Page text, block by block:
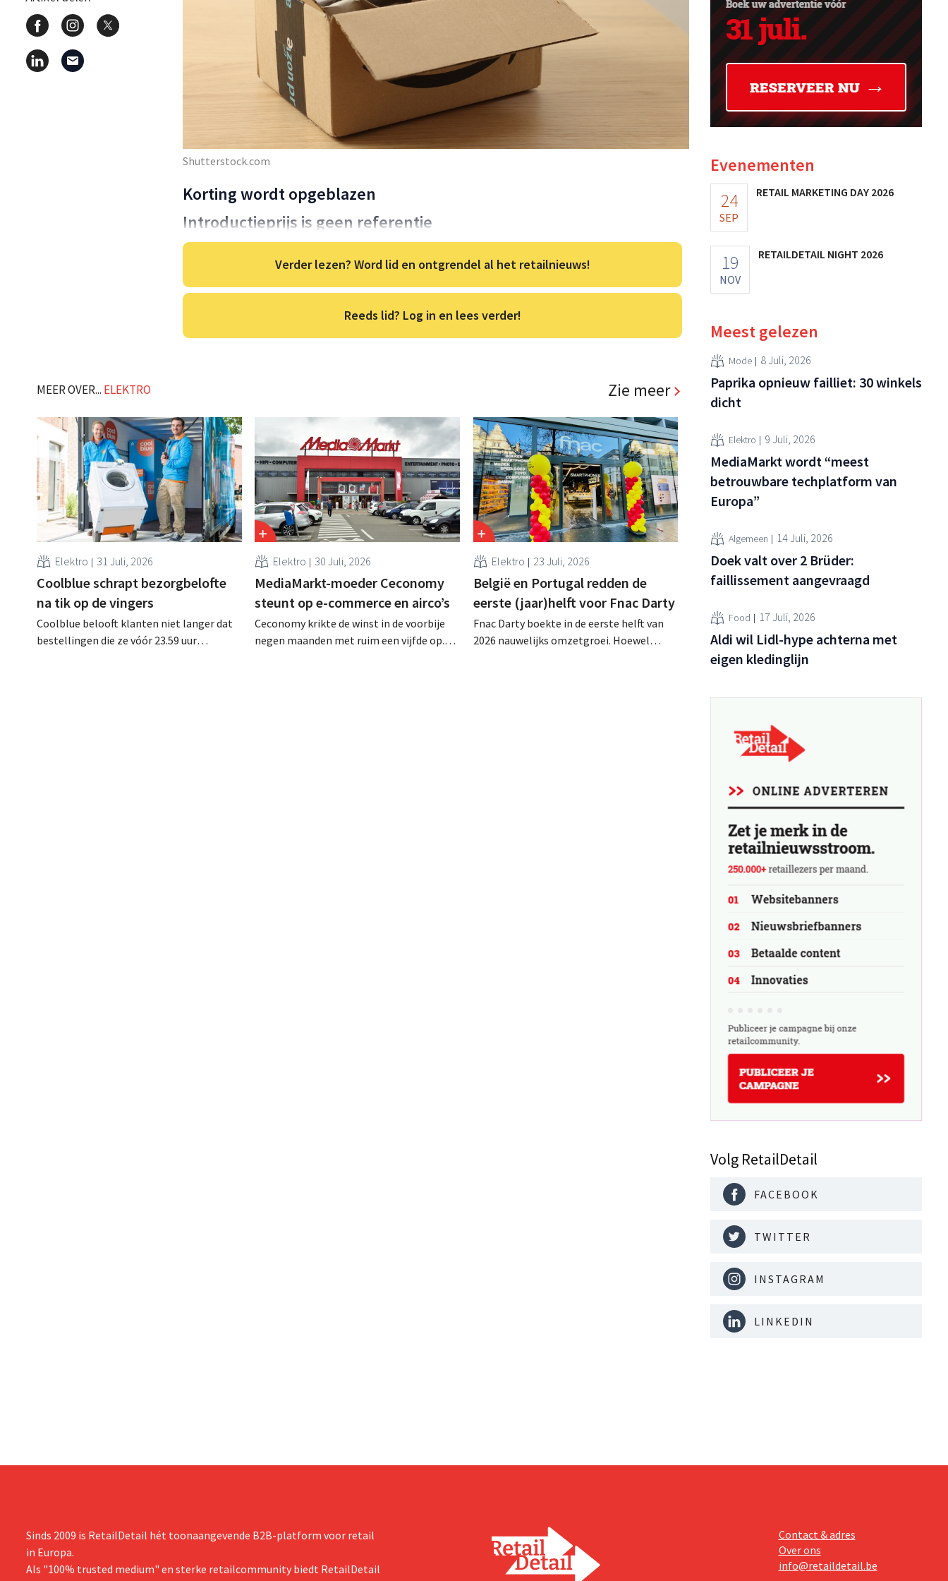
Shutterstock.com
Korting wordt opgeblazen
Introductieprijs is geen referentie
Verder lezen? Word lid en ontgrendel al het retailnieuws!
Reeds lid? Log in en lees verder!
MEER OVER... ELEKTRO Zie meer
Elektro 31 Juli, 2026
Coolblue schrapt bezorgbelofte
na tik op de vingers
Coolblue belooft klanten niet langer dat
bestellingen die ze vóór 23.59 uur
Elektro 30 Juli, 2026
MediaMarkt-moeder Ceconomy
steunt op e-commerce en airco’s
Ceconomy krikte de winst in de voorbije
negen maanden met ruim een vijfde op.
Elektro 23 Juli, 2026
België en Portugal redden de
eerste (jaar)helft voor Fnac Darty
Fnac Darty boekte in de eerste helft van
2026 nauwelijks omzetgroei. Hoewel
Evenementen
24
SEP
RETAIL MARKETING DAY 2026
19
NOV
RETAILDETAIL NIGHT 2026
Meest gelezen
Mode 8 Juli, 2026
Paprika opnieuw failliet: 30 winkels
dicht
Elektro 9 Juli, 2026
MediaMarkt wordt “meest
betrouwbare techplatform van
Europa”
Algemeen 14 Juli, 2026
Doek valt over 2 Brüder:
faillissement aangevraagd
Food 17 Juli, 2026
Aldi wil Lidl-hype achterna met
eigen kledinglijn
Volg RetailDetail
FACEBOOK
TWITTER
INSTAGRAM
LINKEDIN
Sinds 2009 is RetailDetail hét toonaangevende B2B-platform voor retail
in Europa.
Als "100% trusted medium" en sterke retailcommunity biedt RetailDetail
Contact & adres
Over ons
info@retaildetail.be